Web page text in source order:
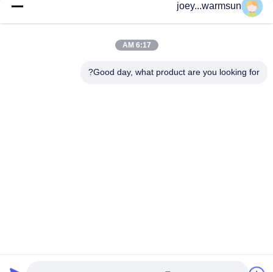
joey...warmsun
6:17 AM
Good day, what product are you looking for?